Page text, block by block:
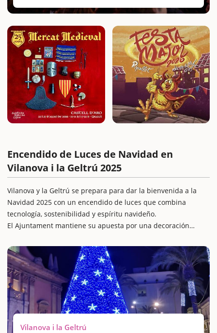
Encendido de Luces de Navidad en
Vilanova i la Geltrú 2025
Vilanova y la Geltrú se prepara para dar la bienvenida a la
Navidad 2025 con un encendido de luces que combina
tecnología, sostenibilidad y espíritu navideño.
El Ajuntament mantiene su apuesta por una decoración
iluminación LED de última generación que transformarán las
calles y plazas en un espectáculo de luz y color.
Vilanova i la Geltrú